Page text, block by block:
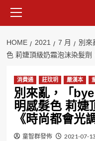
Menu
HOME 2021 7 月
別來
色 莉婕頂級奶霜泡沫染髮劑
消費通 莊玟玥 嚴漢本
別來亂，「
明感髮色 莉婕
《時尚都會光
童智群發佈 2021-07-13